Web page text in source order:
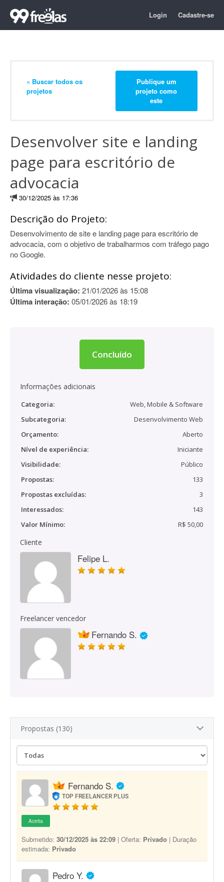
Login Cadastre-se
« Buscar todos os
projetos
Publique um
projeto como
este
Desenvolver site e landing
page para escritório de
advocacia
30/12/2025 às 17:36
Descrição do Projeto:
Desenvolvimento de site e landing page para escritório de
advocacia, com o objetivo de trabalharmos com tráfego pago
no Google.
Atividades do cliente nesse projeto:
Última visualização: 21/01/2026 às 15:08
Última interação: 05/01/2026 às 18:19
Concluído
Informações adicionais
Categoria:
Web, Mobile & Software
Subcategoria:
Desenvolvimento Web
Orçamento:
Aberto
Nível de experiência:
Iniciante
Visibilidade:
Público
Propostas:
133
Propostas excluídas:
3
Interessados:
143
Valor Mínimo:
R$ 50,00
Cliente
Felipe L.
Freelancer vencedor
Fernando S.
Propostas (130)
Fernando S.
TOP FREELANCER PLUS
Aceita
Submetido: 30/12/2025 às 22:09 | Oferta: Privado | Duração
estimada: Privado
Pedro Y.